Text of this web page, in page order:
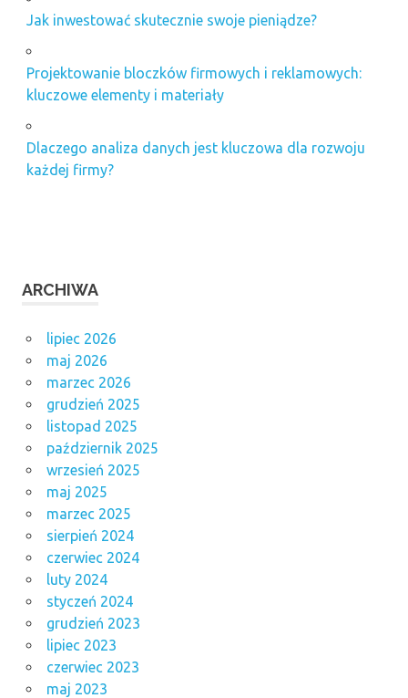
Jak inwestować skutecznie swoje pieniądze?
Projektowanie bloczków firmowych i reklamowych:
kluczowe elementy i materiały
Dlaczego analiza danych jest kluczowa dla rozwoju
każdej firmy?
ARCHIWA
lipiec 2026
maj 2026
marzec 2026
grudzień 2025
listopad 2025
październik 2025
wrzesień 2025
maj 2025
marzec 2025
sierpień 2024
czerwiec 2024
luty 2024
styczeń 2024
grudzień 2023
lipiec 2023
czerwiec 2023
maj 2023